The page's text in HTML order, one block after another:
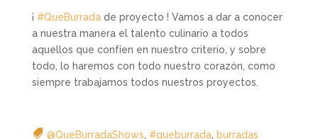
¡ #QueBurradade proyecto ! Vamos a dar a conocer
a nuestra manera el talento culinario a todos
aquellos que confíen en nuestro criterio, y sobre
todo, lo haremos con todo nuestro corazón, como
siempre trabajamos todos nuestros proyectos.
@QueBurradaShows, #queburrada, burradas